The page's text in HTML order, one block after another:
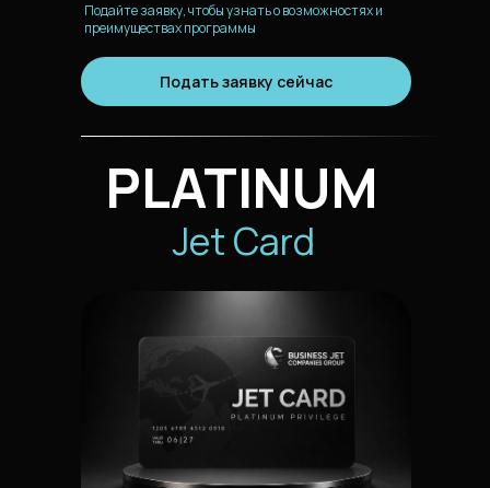
PLATINUM
Подать заявку сейчас
Jet Card
Подайте заявку, чтобы узнать о возможностях и
преимуществах программы